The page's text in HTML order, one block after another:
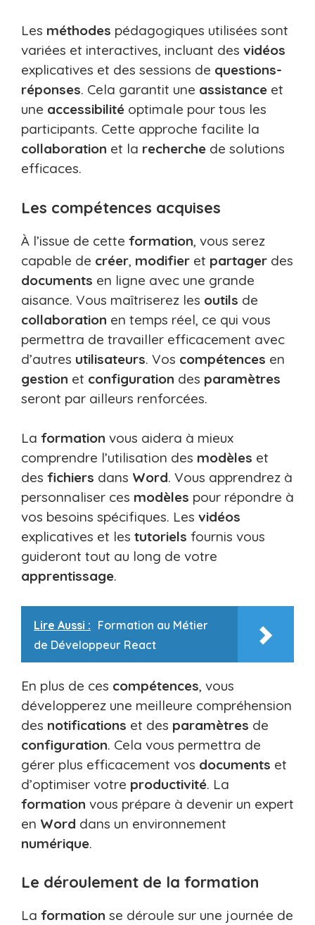
Les méthodes pédagogiques utilisées sont
variées et interactives, incluant des vidéos
explicatives et des sessions de questions-
réponses. Cela garantit une assistance et
une accessibilité optimale pour tous les
participants. Cette approche facilite la
collaboration et la recherche de solutions
efficaces.
Les compétences acquises
À l’issue de cette formation, vous serez
capable de créer, modifier et partager des
documents en ligne avec une grande
aisance. Vous maîtriserez les outils de
collaboration en temps réel, ce qui vous
permettra de travailler efficacement avec
d’autres utilisateurs. Vos compétences en
gestion et configuration des paramètres
seront par ailleurs renforcées.
La formation vous aidera à mieux
comprendre l’utilisation des modèles et
des fichiers dans Word. Vous apprendrez à
personnaliser ces modèles pour répondre à
vos besoins spécifiques. Les vidéos
explicatives et les tutoriels fournis vous
guideront tout au long de votre
apprentissage.
Lire Aussi : Formation au Métier
de Développeur React
En plus de ces compétences, vous
développerez une meilleure compréhension
des notifications et des paramètres de
configuration. Cela vous permettra de
gérer plus efficacement vos documents et
d’optimiser votre productivité. La
formation vous prépare à devenir un expert
en Word dans un environnement
numérique.
Le déroulement de la formation
La formation se déroule sur une journée de